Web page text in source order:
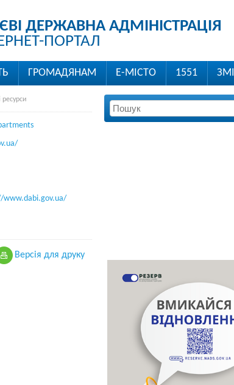
ДЕРЖАВНА АДМІНІСТРАЦІЯ
ПОРТАЛ
ГРОМАДЯНАМ Е-МІСТО 1551 ЗМІ
www.dabi.gov.ua/
Версiя для друку